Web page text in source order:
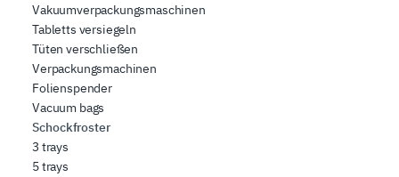
Vakuumverpackungsmaschinen
Tabletts versiegeln
Tüten verschließen
Verpackungsmachinen
Folienspender
Vacuum bags
Schockfroster
3 trays
5 trays